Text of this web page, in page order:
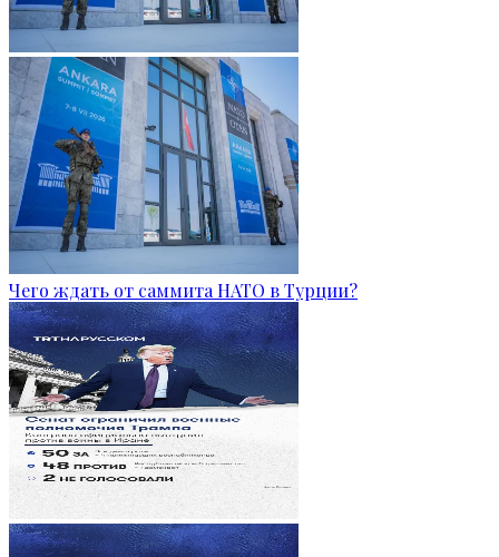
Чего ждать от саммита НАТО в Турции?